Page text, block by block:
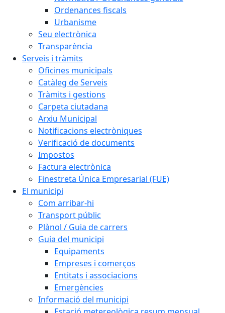
Ordenances fiscals
Urbanisme
Seu electrònica
Transparència
Serveis i tràmits
Oficines municipals
Catàleg de Serveis
Tràmits i gestions
Carpeta ciutadana
Arxiu Municipal
Notificacions electròniques
Verificació de documents
Impostos
Factura electrònica
Finestreta Única Empresarial (FUE)
El municipi
Com arribar-hi
Transport públic
Plànol / Guia de carrers
Guia del municipi
Equipaments
Empreses i comerços
Entitats i associacions
Emergències
Informació del municipi